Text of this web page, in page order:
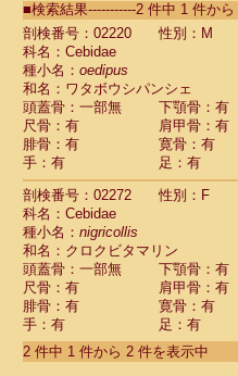
CebidaeSaguinus
Cebidae Saguinus
Cebidae
Cebidae
CebidaeSaguinus
Cebidae Saguinus
Cebidae Saguinus
Cebidae Saguinusspp.
Cebidae Aotus
Cebidae Cebus
Cebidae
CebidaeCebus
CebidaeCebus
Cebidae Cebusspp.(0)
Cebidae Saimiri
Cebidae Saimiri
Atelidae Alouatta
AtelidaeAlouatta
AtelidaeAlouatta
■検索結果-----------2 件中 1 件か
剖検番号：02220
性別：M
科名：Cebidae
種小名： oedipus
和名：ワタボウシパンシェ
頭蓋骨：一部無
下顎骨：有
尺骨：有
肩甲骨：有
腓骨：有
寛骨：有
手：有
足：有
剖検番号：02272
性別：F
科名：Cebidae
種小名： nigricollis
和名：クロクビタマリン
頭蓋骨：一部無
下顎骨：有
尺骨：有
肩甲骨：有
腓骨：有
寛骨：有
手：有
足：有
2 件中 1 件から 2 件を表示中